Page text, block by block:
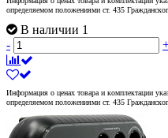
определяемом положениями ст. 435
В наличии 1
-
Информация о ценах товара и комплектации
определяемом положениями ст. 435